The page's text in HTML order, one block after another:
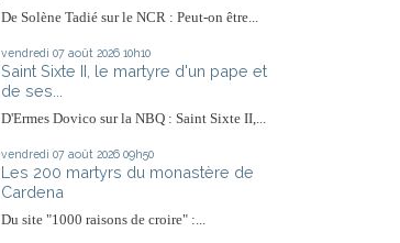
De Solène Tadié sur le NCR : Peut-on être...
vendredi 07 août 2026 10h10
Saint Sixte II, le martyre d'un pape et
de ses...
D'Ermes Dovico sur la NBQ : Saint Sixte II,...
vendredi 07 août 2026 09h50
Les 200 martyrs du monastère de
Cardena
Du site "1000 raisons de croire" :...